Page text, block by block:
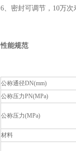
6、密封可调节，10万次
性能规范
公称通径DN(mm)
公称压力PN(MPa)
公称压力(MPa)
材料